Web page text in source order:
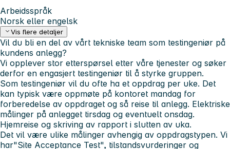
Arbeidsspråk
Norsk eller engelsk
Vis flere detaljer
Vil du bli en del av vårt tekniske team som testingeniør på
kundens anlegg?
Vi opplever stor etterspørsel etter våre tjenester og søker
derfor en engasjert testingeniør til å styrke gruppen.
Som testingeniør vil du ofte ha et oppdrag per uke. Det
kan typisk være oppmøte på kontoret mandag for
forberedelse av oppdraget og så reise til anlegg. Elektriske
målinger på anlegget tirsdag og eventuelt onsdag.
Hjemreise og skriving av rapport i slutten av uka.
Det vil være ulike målinger avhengig av oppdragstypen. Vi
har"Site Acceptance Test", tilstandsvurderinger og